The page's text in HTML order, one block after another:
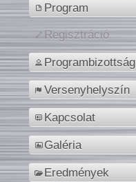
Program
Regisztráció
Programbizottság
Versenyhelyszín
Kapcsolat
Galéria
Eredmények